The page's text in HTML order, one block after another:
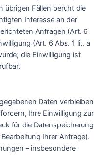
übrigen Fällen beruht die
Interesse an der
Anfragen (Art. 6
(Art. 6 Abs. 1 lit. a
die Einwilligung ist
Daten verbleiben
Ihre Einwilligung zur
für die Datenspeicherung
Ihrer Anfrage).
– insbesondere